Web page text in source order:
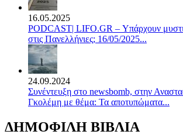
16.05.2025
PODCAST| LIFO.GR – Υπάρχουν
στις Πανελλήνιες; 16/05/2025...
24.09.2024
Συνέντευξη στο newsbomb, στην
Γκολέμη με θέμα: Τα αποτυπώματα...
ΔΗΜΟΦΙΛΗ ΒΙΒΛΙΑ